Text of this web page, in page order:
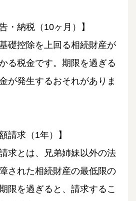
・納税（10ヶ月）】
礎控除を上回る相続財産が
る税金です。期限を過ぎる
が発生するおそれがありま
請求（1年）】
求とは、兄弟姉妹以外の法
された相続財産の最低限の
限を過ぎると、請求するこ